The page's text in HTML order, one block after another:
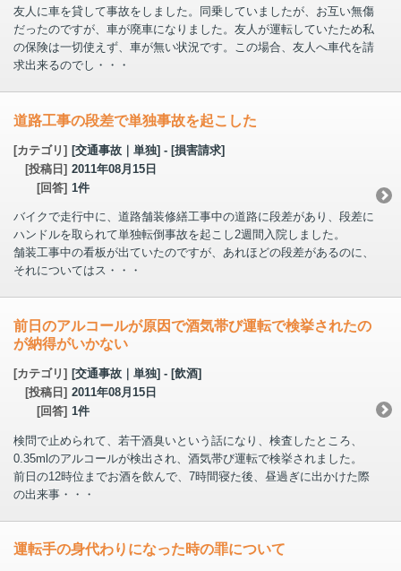
友人に車を貸して事故をしました。同乗していましたが、お互い無傷
だったのですが、車が廃車になりました。友人が運転していたため私
の保険は一切使えず、車が無い状況です。この場合、友人へ車代を請
求出来るのでし・・・
道路工事の段差で単独事故を起こした
[カテゴリ] [交通事故｜単独] - [損害請求]
[投稿日] 2011年08月15日
[回答] 1件
バイクで走行中に、道路舗装修繕工事中の道路に段差があり、段差に
ハンドルを取られて単独転倒事故を起こし2週間入院しました。
舗装工事中の看板が出ていたのですが、あれほどの段差があるのに、
それについてはス・・・
前日のアルコールが原因で酒気帯び運転で検挙されたの
が納得がいかない
[カテゴリ] [交通事故｜単独] - [飲酒]
[投稿日] 2011年08月15日
[回答] 1件
検問で止められて、若干酒臭いという話になり、検査したところ、
0.35mlのアルコールが検出され、酒気帯び運転で検挙されました。
前日の12時位までお酒を飲んで、7時間寝た後、昼過ぎに出かけた際
の出来事・・・
運転手の身代わりになった時の罪について